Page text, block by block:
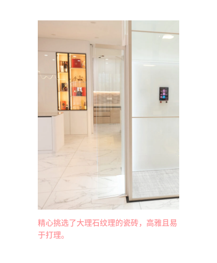
精心挑选了大理石纹理的瓷砖，高雅且易
于打理。